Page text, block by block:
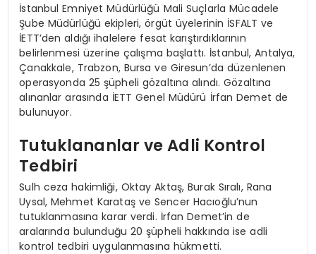
İstanbul Emniyet Müdürlüğü Mali Suçlarla Mücadele
Şube Müdürlüğü ekipleri, örgüt üyelerinin İSFALT ve
İETT’den aldığı ihalelere fesat karıştırdıklarının
belirlenmesi üzerine çalışma başlattı. İstanbul, Antalya,
Çanakkale, Trabzon, Bursa ve Giresun’da düzenlenen
operasyonda 25 şüpheli gözaltına alındı. Gözaltına
alınanlar arasında İETT Genel Müdürü İrfan Demet de
bulunuyor.
Tutuklananlar ve Adli Kontrol
Tedbiri
Sulh ceza hakimliği, Oktay Aktaş, Burak Sıralı, Rana
Uysal, Mehmet Karataş ve Sencer Hacıoğlu’nun
tutuklanmasına karar verdi. İrfan Demet’in de
aralarında bulunduğu 20 şüpheli hakkında ise adli
kontrol tedbiri uygulanmasına hükmetti.